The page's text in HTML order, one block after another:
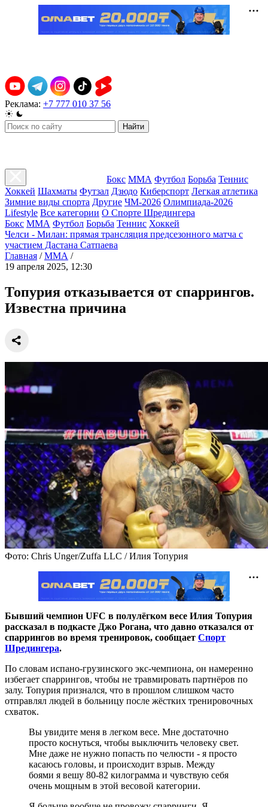
Реклама: +7 777 010 37 56
Найти
Бокс ММА Футбол Борьба Теннис
Хоккей Шахматы Футзал Дзюдо Киберспорт Легкая атлетика
Зимние виды спорта Другие ЧМ-2026 Олимпиада-2026
Lifestyle Все категории О Спорте Шредингера
Бокс ММА Футбол Борьба Теннис Хоккей
Челси - Милан: прямая трансляция предсезонного матча с
участием Дастана Сатпаева
Главная / ММА /
19 апреля 2025, 12:30
Топурия отказывается от спаррингов.
Известна причина
Фото: Chris Unger/Zuffa LLC / Илия Топурия
Бывший чемпион UFC в полулёгком весе Илия Топурия
рассказал в подкасте Джо Рогана, что давно отказался от
спаррингов во время тренировок, сообщает Спорт
Шредингера.
По словам испано-грузинского экс-чемпиона, он намеренно
избегает спаррингов, чтобы не травмировать партнёров по
залу. Топурия признался, что в прошлом слишком часто
отправлял людей в больницу после жёстких тренировочных
схваток.
Вы увидите меня в легком весе. Мне достаточно
просто коснуться, чтобы выключить человеку свет.
Мне даже не нужно попасть по челюсти - я просто
касаюсь головы, и происходит взрыв. Между
боями я вешу 80-82 килограмма и чувствую себя
очень мощным в этой весовой категории.